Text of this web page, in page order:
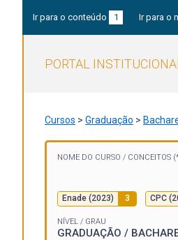
Ir para o conteúdo 1 Ir para o
PORTAL INSTITUCIONAL
Cursos > Graduação >
NOME DO CURSO / CONCEITOS
Enade (2023) 3 CPC
NÍVEL / GRAU
GRADUAÇÃO /